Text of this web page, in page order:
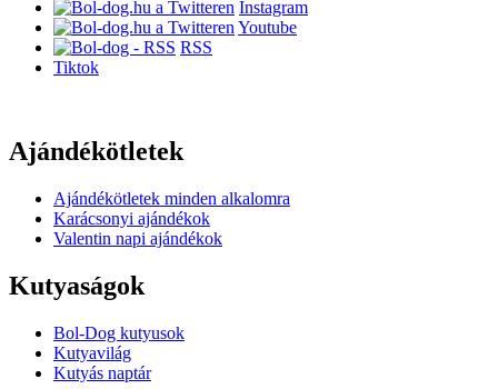
Instagram
Youtube
RSS
Tiktok
Ajándékötletek
Ajándékötletek minden alkalomra
Karácsonyi ajándékok
Valentin napi ajándékok
Kutyaságok
Bol-Dog kutyusok
Kutyavilág
Kutyás naptár